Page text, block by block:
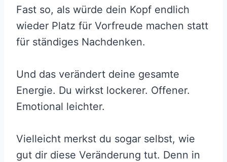
Fast so, als würde dein Kopf endlich
wieder Platz für Vorfreude machen statt
für ständiges Nachdenken.
Und das verändert deine gesamte
Energie. Du wirkst lockerer. Offener.
Emotional leichter.
Vielleicht merkst du sogar selbst, wie
gut dir diese Veränderung tut. Denn in